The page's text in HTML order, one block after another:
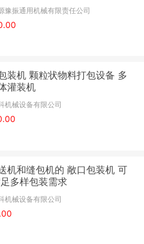
豫振通用机械有限责任公司
装机 颗粒状物料打包设备 多
灌装机
机械设备有限公司
机和缝包机的 敞口包装机 可
多样包装需求
机械设备有限公司